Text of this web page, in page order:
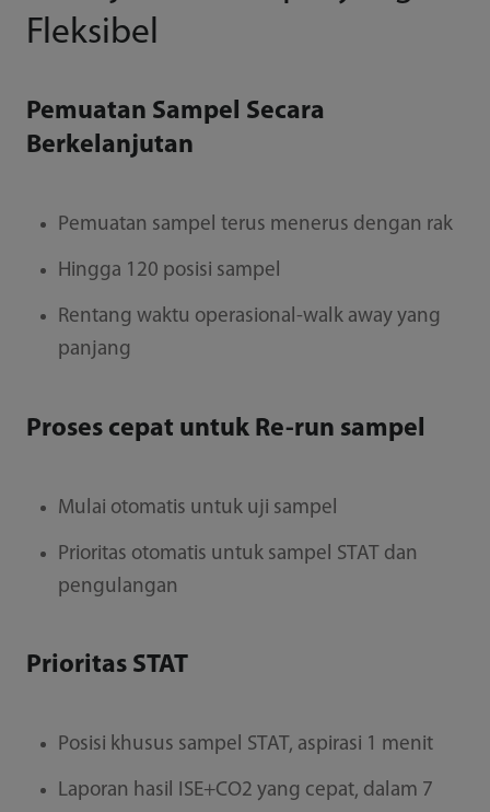
Fleksibel
Pemuatan Sampel Secara
Berkelanjutan
Pemuatan sampel terus menerus dengan rak
Hingga 120 posisi sampel
Rentang waktu operasional-walk away yang
panjang
Proses cepat untuk Re-run sampel
Mulai otomatis untuk uji sampel
Prioritas otomatis untuk sampel STAT dan
pengulangan
Prioritas STAT
Posisi khusus sampel STAT, aspirasi 1 menit
Laporan hasil ISE+CO2 yang cepat, dalam 7